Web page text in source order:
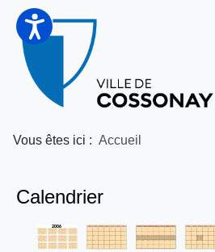
Vous êtes ici : Accueil
Calendrier